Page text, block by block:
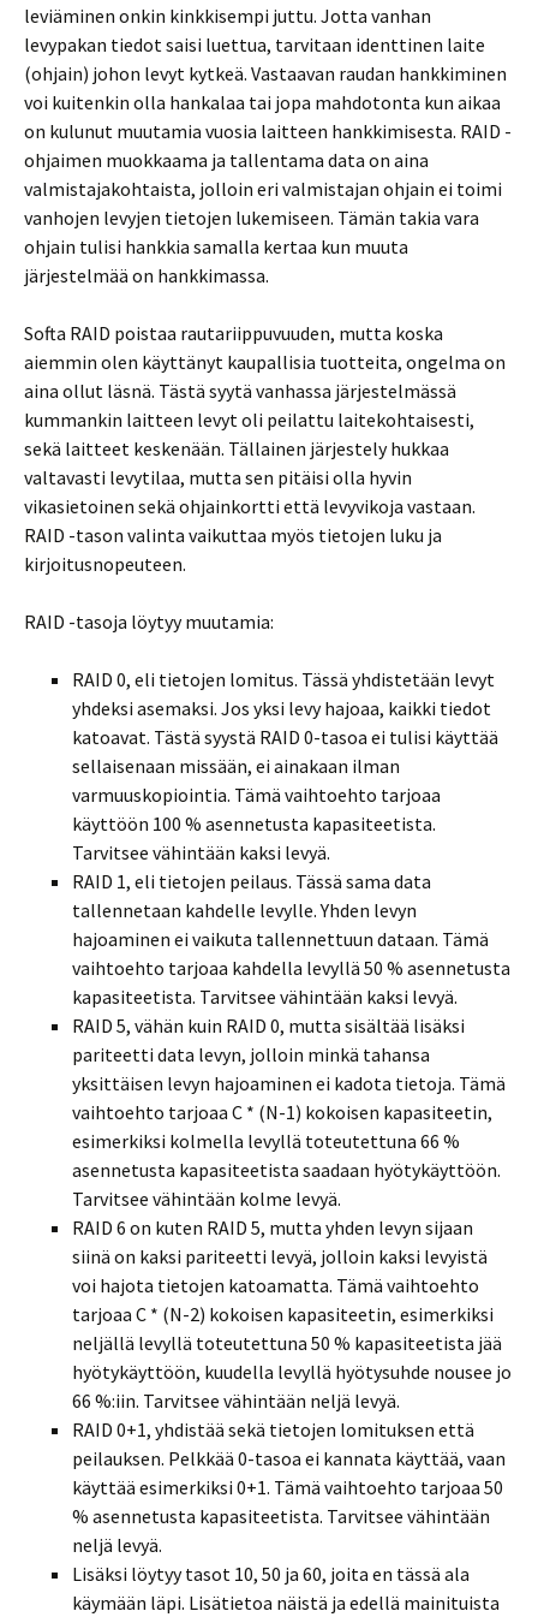
leviäminen onkin kinkkisempi juttu. Jotta vanhan
levypakan tiedot saisi luettua, tarvitaan identtinen laite
(ohjain) johon levyt kytkeä. Vastaavan raudan hankkiminen
voi kuitenkin olla hankalaa tai jopa mahdotonta kun aikaa
on kulunut muutamia vuosia laitteen hankkimisesta. RAID -
ohjaimen muokkaama ja tallentama data on aina
valmistajakohtaista, jolloin eri valmistajan ohjain ei toimi
vanhojen levyjen tietojen lukemiseen. Tämän takia vara
ohjain tulisi hankkia samalla kertaa kun muuta
järjestelmää on hankkimassa.
Softa RAID poistaa rautariippuvuuden, mutta koska
aiemmin olen käyttänyt kaupallisia tuotteita, ongelma on
aina ollut läsnä. Tästä syytä vanhassa järjestelmässä
kummankin laitteen levyt oli peilattu laitekohtaisesti,
sekä laitteet keskenään. Tällainen järjestely hukkaa
valtavasti levytilaa, mutta sen pitäisi olla hyvin
vikasietoinen sekä ohjainkortti että levyvikoja vastaan.
RAID -tason valinta vaikuttaa myös tietojen luku ja
kirjoitusnopeuteen.
RAID -tasoja löytyy muutamia:
RAID 0, eli tietojen lomitus. Tässä yhdistetään levyt
yhdeksi asemaksi. Jos yksi levy hajoaa, kaikki tiedot
katoavat. Tästä syystä RAID 0-tasoa ei tulisi käyttää
sellaisenaan missään, ei ainakaan ilman
varmuuskopiointia. Tämä vaihtoehto tarjoaa
käyttöön 100 % asennetusta kapasiteetista.
Tarvitsee vähintään kaksi levyä.
RAID 1, eli tietojen peilaus. Tässä sama data
tallennetaan kahdelle levylle. Yhden levyn
hajoaminen ei vaikuta tallennettuun dataan. Tämä
vaihtoehto tarjoaa kahdella levyllä 50 % asennetusta
kapasiteetista. Tarvitsee vähintään kaksi levyä.
RAID 5, vähän kuin RAID 0, mutta sisältää lisäksi
pariteetti data levyn, jolloin minkä tahansa
yksittäisen levyn hajoaminen ei kadota tietoja. Tämä
vaihtoehto tarjoaa C * (N-1) kokoisen kapasiteetin,
esimerkiksi kolmella levyllä toteutettuna 66 %
asennetusta kapasiteetista saadaan hyötykäyttöön.
Tarvitsee vähintään kolme levyä.
RAID 6 on kuten RAID 5, mutta yhden levyn sijaan
siinä on kaksi pariteetti levyä, jolloin kaksi levyistä
voi hajota tietojen katoamatta. Tämä vaihtoehto
tarjoaa C * (N-2) kokoisen kapasiteetin, esimerkiksi
neljällä levyllä toteutettuna 50 % kapasiteetista jää
hyötykäyttöön, kuudella levyllä hyötysuhde nousee jo
66 %:iin. Tarvitsee vähintään neljä levyä.
RAID 0+1, yhdistää sekä tietojen lomituksen että
peilauksen. Pelkkää 0-tasoa ei kannata käyttää, vaan
käyttää esimerkiksi 0+1. Tämä vaihtoehto tarjoaa 50
% asennetusta kapasiteetista. Tarvitsee vähintään
neljä levyä.
Lisäksi löytyy tasot 10, 50 ja 60, joita en tässä ala
käymään läpi. Lisätietoa näistä ja edellä mainituista